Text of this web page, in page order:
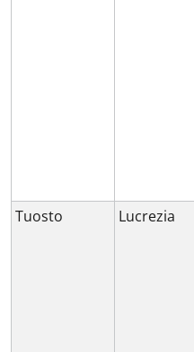
Tuosto Lucrezia